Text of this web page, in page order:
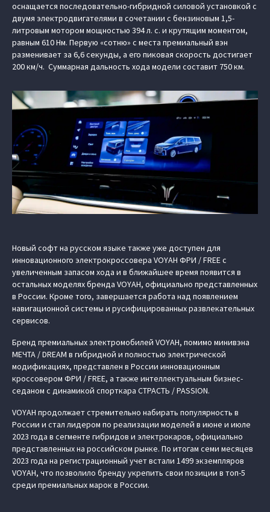
оснащается последовательно-гибридной силовой установкой с
двумя электродвигателями в сочетании с бензиновым 1,5-
литровым мотором мощностью 394 л. с. и крутящим моментом,
равным 610 Нм. Первую «сотню» с места премиальный вэн
разменивает за 6,6 секунды, а его пиковая скорость достигает
200 км/ч. Суммарная дальность хода модели составит 750 км.
Новый софт на русском языке также уже доступен для
инновационного электрокроссовера VOYAH ФРИ / FREE с
увеличенным запасом хода и в ближайшее время появится в
остальных моделях бренда VOYAH, официально представленных
в России. Кроме того, завершается работа над появлением
навигационной системы и русифицированных развлекательных
сервисов.
Бренд премиальных электромобилей VOYAH, помимо минивэна
МЕЧТА / DREAM в гибридной и полностью электрической
модификациях, представлен в России инновационным
кроссовером ФРИ / FREE, а также интеллектуальным бизнес-
седаном с динамикой спорткара СТРАСТЬ / PASSION.
VOYAH продолжает стремительно набирать популярность в
России и стал лидером по реализации моделей в июне и июле
2023 года в сегменте гибридов и электрокаров, официально
представленных на российском рынке. По итогам семи месяцев
2023 года на регистрационный учет встали 1499 экземпляров
VOYAH, что позволило бренду укрепить свои позиции в топ-5
среди премиальных марок в России.